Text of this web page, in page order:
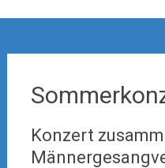
Konzert